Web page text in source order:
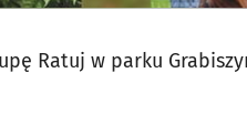
Ratuj w parku